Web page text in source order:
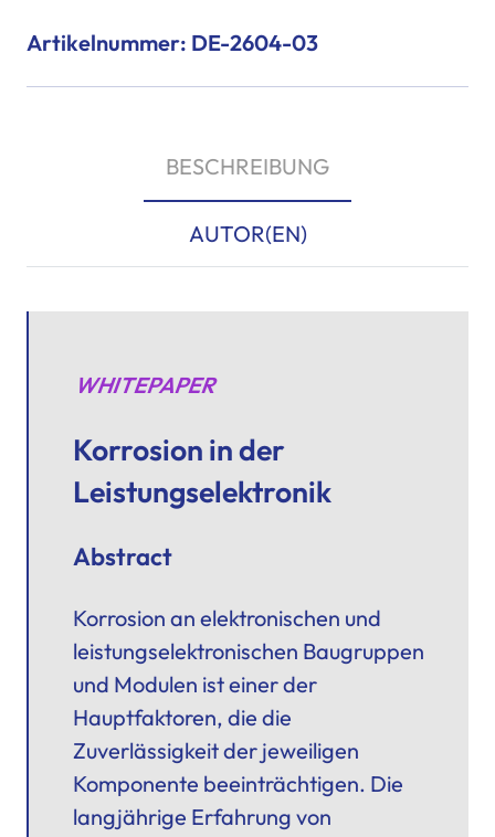
Artikelnummer: DE-2604-03
BESCHREIBUNG
AUTOR(EN)
WHITEPAPER
Korrosion in der
Leistungselektronik
Abstract
Korrosion an elektronischen und
leistungselektronischen Baugruppen
und Modulen ist einer der
Hauptfaktoren, die die
Zuverlässigkeit der jeweiligen
Komponente beeinträchtigen. Die
langjährige Erfahrung von